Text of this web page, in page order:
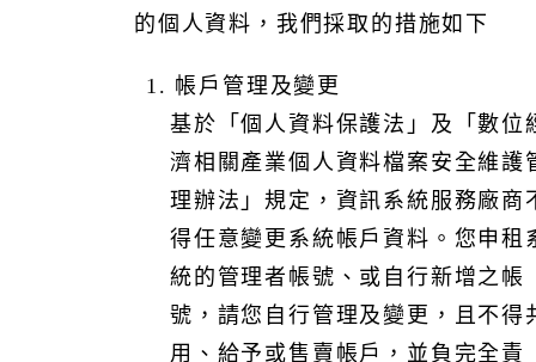
的業務情境，將選擇性地提供標籤、排序、群組等資訊分
情境下都提供全部功能。
1. 標籤（Tagging）：為資料添加標籤，用以標識其特徵或
用途，方便快速檢索和分類。
件排序，以利視覺化呈現與管理。
3. 群組（Grouping）：按照業務需求或資料屬性，將相關
資料或使用者進行群組化管理，以便批次操作。
4. 待辦列表（To-Do List）：根據業務優先順序，針對即將
的個人資料， 我們採取的措施如下
1. 帳戶管理及變更
基於「個人資料保護法」及「數位
濟相關產業個人資料檔案安全維護
理辦法」規定，資訊系統服務廠商
得任意變更系統帳戶資料。您申租
統的管理者帳號、或自行新增之帳
號，請您自行管理及變更，且不得
用、給予或售賣帳戶，並負完全責